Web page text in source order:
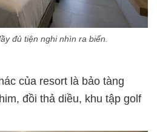
đủ tiện nghi nhìn ra biển.
của resort là bảo tàng
đồi thả diều, khu tập golf